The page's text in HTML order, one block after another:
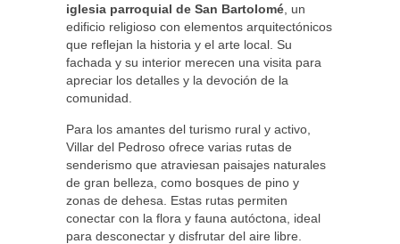
iglesia parroquial de San Bartolomé , un
edificio religioso con elementos arquitectónicos
que reflejan la historia y el arte local. Su
fachada y su interior merecen una visita para
apreciar los detalles y la devoción de la
comunidad.
Para los amantes del turismo rural y activo,
Villar del Pedroso ofrece varias rutas de
senderismo que atraviesan paisajes naturales
de gran belleza, como bosques de pino y
zonas de dehesa. Estas rutas permiten
conectar con la flora y fauna autóctona, ideal
para desconectar y disfrutar del aire libre.